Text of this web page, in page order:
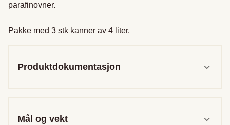
parafinovner.
Pakke med 3 stk kanner av 4 liter.
Produktdokumentasjon
Mål og vekt